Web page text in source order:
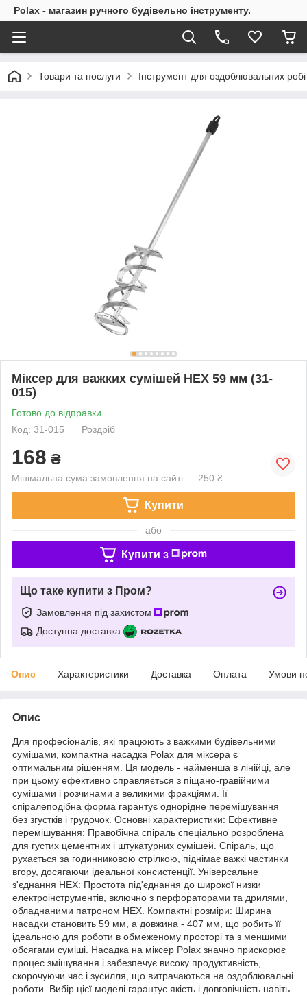
Polax - магазин ручного будівельно інструменту.
Товари та послуги Інструмент для оздоблювальних
Міксер для важких сумішей HEX 59 мм (31-
015)
Готово до відправки
Код: 31-015
Роздріб
168 ₴
Мінімальна сума замовлення на сайті — 250 ₴
Купити
або
Купити з
Що таке купити з Пром?
Замовлення під захистом
Доступна доставка
Опис Характеристики Доставка Оплата Умови
Опис
Для професіоналів, які працюють з важкими будівельними
сумішами, компактна насадка Polax для міксера є
оптимальним рішенням. Ця модель - найменша в лінійці, але
при цьому ефективно справляється з піщано-гравійними
сумішами і розчинами з великими фракціями. Її
спіралеподібна форма гарантує однорідне перемішування
без згустків і грудочок. Основні характеристики: Ефективне
перемішування: Правобічна спіраль спеціально розроблена
для густих цементних і штукатурних сумішей. Спіраль, що
рухається за годинниковою стрілкою, піднімає важкі частинки
вгору, досягаючи ідеальної консистенції. Універсальне
з'єднання HEX: Простота під'єднання до широкої низки
електроінструментів, включно з перфораторами та дрилями,
обладнаними патроном HEX. Компактні розміри: Ширина
насадки становить 59 мм, а довжина - 407 мм, що робить її
ідеальною для роботи в обмеженому просторі та з меншими
обсягами суміші. Насадка на міксер Polax значно прискорює
процес змішування і забезпечує високу продуктивність,
скорочуючи час і зусилля, що витрачаються на оздоблювальні
роботи. Вибір цієї моделі гарантує якість і довговічність навіть